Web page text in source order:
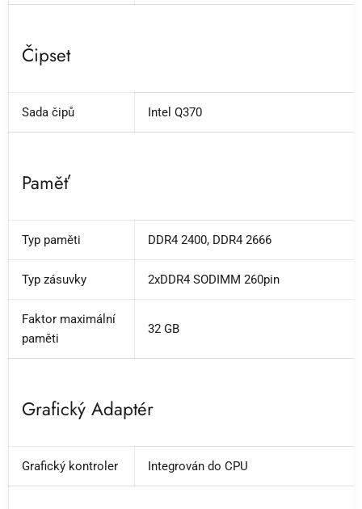
Čipset
Sada čipů Intel Q370
Paměť
Typ paměti DDR4 2400, DDR4 2666
Typ zásuvky 2xDDR4 SODIMM 260pin
Faktor maximální
paměti
32 GB
Grafický Adaptér
Grafický kontroler Integrován do CPU